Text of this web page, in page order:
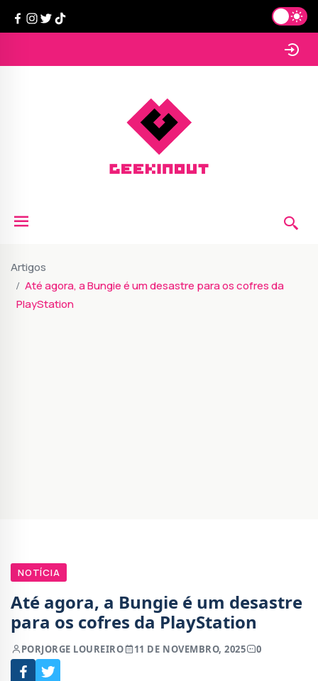
Artigos
Até agora, a Bungie é um desastre para os cofres da
PlayStation
NOTÍCIA
Até agora, a Bungie é um desastre
para os cofres da PlayStation
PORJORGE LOUREIRO 11 DE NOVEMBRO, 2025 0